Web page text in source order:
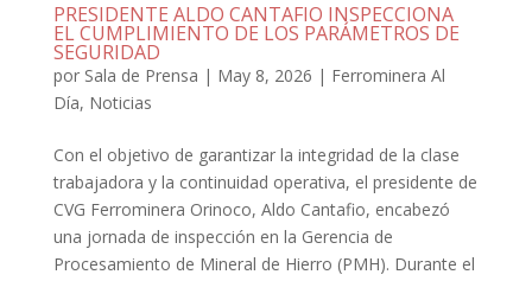
PRESIDENTE ALDO CANTAFIO INSPECCIONA
EL CUMPLIMIENTO DE LOS PARÁMETROS DE
SEGURIDAD
por Sala de Prensa | May 8, 2026 | Ferrominera Al
Día, Noticias
Con el objetivo de garantizar la integridad de la clase
trabajadora y la continuidad operativa, el presidente de
CVG Ferrominera Orinoco, Aldo Cantafio, encabezó
una jornada de inspección en la Gerencia de
Procesamiento de Mineral de Hierro (PMH). Durante el